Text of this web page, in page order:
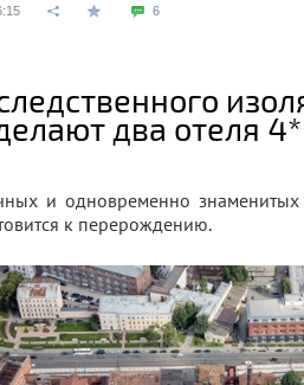
6
два отеля
и одновременно знаменитых
к перерождению.